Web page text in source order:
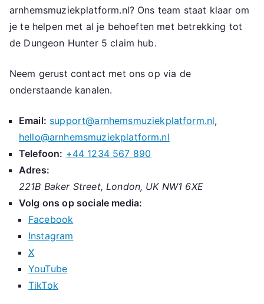
arnhemsmuziekplatform.nl? Ons team staat klaar om
je te helpen met al je behoeften met betrekking tot
de Dungeon Hunter 5 claim hub.
Neem gerust contact met ons op via de
onderstaande kanalen.
Email: support@arnhemsmuziekplatform.nl,
hello@arnhemsmuziekplatform.nl
Telefoon: +44 1234 567 890
Adres:
221B Baker Street, London, UK NW1 6XE
Volg ons op sociale media:
Facebook
Instagram
X
YouTube
TikTok